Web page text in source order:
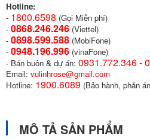
Hotline:
- 1800.6598 (Gọi Miễn phí)
- 0868.246.246 (Viettel)
- 0898.599.588 (MobiFone)
- 0948.196.996 (vinaFone)
- Bán buôn & dự án: 0931.772.346 -
Email: vulinhrose@gmail.com
Hotline: 1900.6089 (Bảo hành, phản
MÔ TẢ SẢN PHẨM